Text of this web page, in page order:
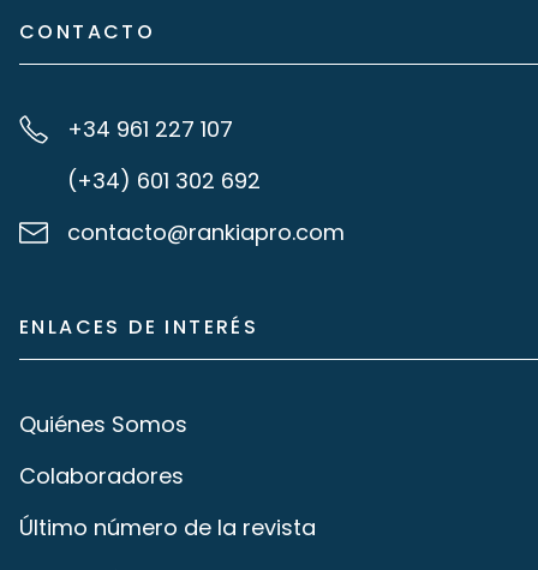
CONTACTO
+34 961 227 107
(+34) 601 302 692
contacto@rankiapro.com
ENLACES DE INTERÉS
Quiénes Somos
Colaboradores
Último número de la revista